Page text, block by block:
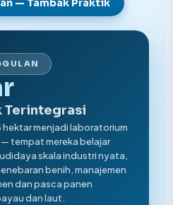
— Tambak Praktik
Terintegrasi
hektar menjadi laboratorium
tempat mereka belajar
skala industri nyata,
benih, manajemen
dan pasca panen
dan laut.